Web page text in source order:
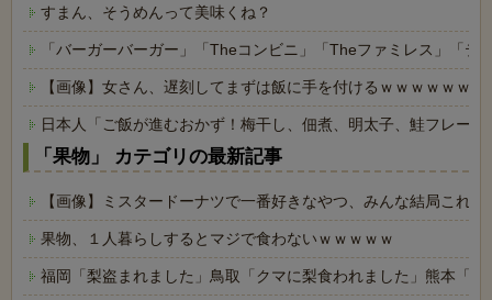
すまん、そうめんって美味くね？
「バーガーバーガー」「Theコンビニ」「Theファミレス」「テ
【画像】女さん、遅刻してまずは飯に手を付けるｗｗｗｗｗｗ
日本人「ご飯が進むおかず！梅干し、佃煮、明太子、鮭フレー
「果物」 カテゴリの最新記事
【画像】ミスタードーナツで一番好きなやつ、みんな結局これ
果物、１人暮らしするとマジで食わないｗｗｗｗｗ
福岡「梨盗まれました」鳥取「クマに梨食われました」熊本「